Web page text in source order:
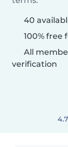
40
100% free
All
verification